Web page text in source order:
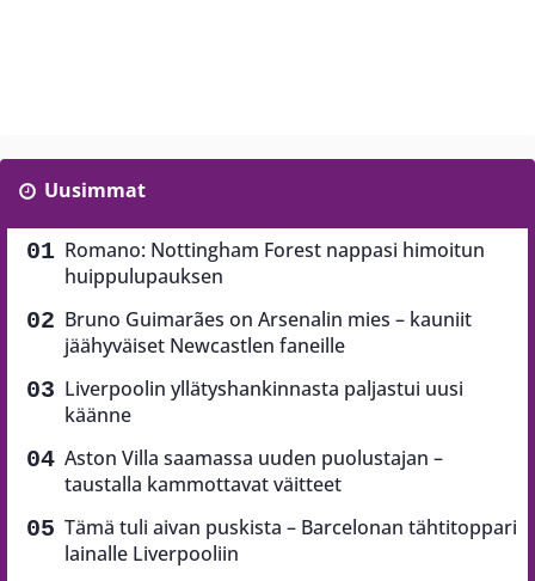
Uusimmat
Romano: Nottingham Forest nappasi himoitun
huippulupauksen
Bruno Guimarães on Arsenalin mies – kauniit
jäähyväiset Newcastlen faneille
Liverpoolin yllätyshankinnasta paljastui uusi
käänne
Aston Villa saamassa uuden puolustajan –
taustalla kammottavat väitteet
Tämä tuli aivan puskista – Barcelonan tähtitoppari
lainalle Liverpooliin